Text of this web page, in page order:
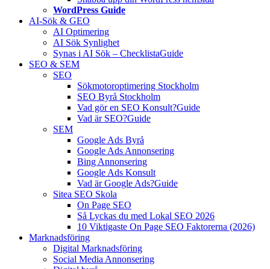
WordPress Guide
AI-Sök & GEO
AI Optimering
AI Sök Synlighet
Synas i AI Sök – ChecklistaGuide
SEO & SEM
SEO
Sökmotoroptimering Stockholm
SEO Byrå Stockholm
Vad gör en SEO Konsult?Guide
Vad är SEO?Guide
SEM
Google Ads Byrå
Google Ads Annonsering
Bing Annonsering
Google Ads Konsult
Vad är Google Ads?Guide
Sitea SEO Skola
On Page SEO
Så Lyckas du med Lokal SEO 2026
10 Viktigaste On Page SEO Faktorerna (2026)
Marknadsföring
Digital Marknadsföring
Social Media Annonsering